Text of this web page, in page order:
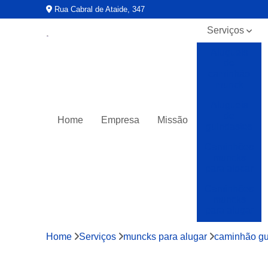
Rua Cabral de Ataide, 347
Home Empresa Missão
Serviços
Caminhões
muncks
Home Serviços muncks para alugar caminhão